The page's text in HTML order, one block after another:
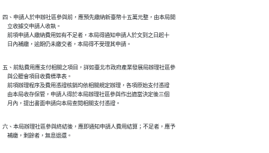
四、申請人於申辦社區參與前，應預先繳納新臺幣十五萬元整，由本局開
    立收據交申請人收執。
    前項申請人繳納費用如有不足者，本局得通知申請人於文到之日起十
    日內補繳，逾期仍未繳交者，本局得不受理其申請。
五、前點費用應支付相關之項目，詳如臺北市政府產業發展局辦理社區參
    與公聽會項目收費標準表。
    前項辦理程序及費用憑證核銷均依相關規定辦理，各項原始支付憑證
    由本局收存保管，申請人得於本局辦理社區參與作出適當決定後三個
    月內，提出書面申請向本局查閱相關支付憑證。
六、本局辦理社區參與終結後，應即通知申請人費用結算；不足者，應予
    補繳，剩餘者，無息退還。